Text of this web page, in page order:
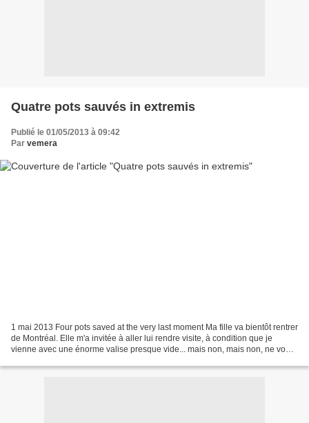
Quatre pots sauvés in extremis
Publié le 01/05/2013 à 09:42
Par vemera
1 mai 2013 Four pots saved at the very last moment Ma fille va bientôt rentrer
de Montréal. Elle m'a invitée à aller lui rendre visite, à condition que je
vienne avec une énorme valise presque vide... mais non, mais non, ne vous